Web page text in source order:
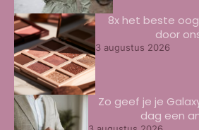
8x het beste
door
3 augustus 2026
Zo geef je je
dag een